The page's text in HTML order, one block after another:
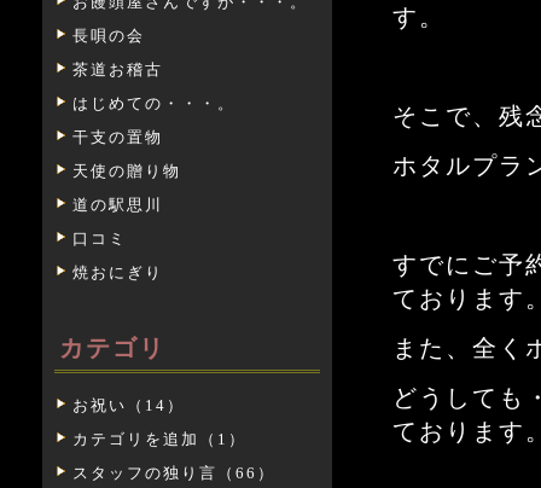
長唄の会
茶道お稽古
はじめての・・・。
干支の置物
天使の贈り物
道の駅思川
口コミ
焼おにぎり
カテゴリ
お祝い（14）
カテゴリを追加（1）
スタッフの独り言（66）
す。
そこで、残
ホタルプラ
すでにご予
ております
また、全く
どうしても
ております